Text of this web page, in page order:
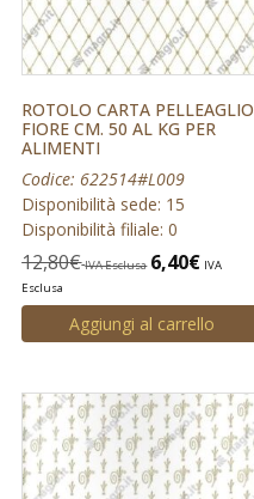
ROTOLO CARTA PELLEAGLIO
FIORE CM. 50 AL KG PER
ALIMENTI
Codice: 622514#L009
Disponibilità sede: 15
Disponibilità filiale: 0
12,80€ IVA Esclusa 6,40€ IVA
Esclusa
Aggiungi al carrello